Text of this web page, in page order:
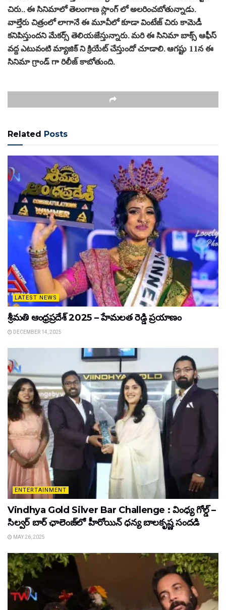
చిరు.. ఈ సినిమాలో తెలంగాణ స్లాంగ్ లో అలరించబోతున్నాడు.
వాల్తేరు చిత్రంలో లాగానే ఈ మూవీలో కూడా వింటేజ్ చిరు కామెడీ
కనిపిస్తుందని మేకర్స్ తెలియజేస్తున్నారు. మరి ఈ సినిమా బాక్స్ ఆఫీస్
వద్ద ఎటువంటి మ్యాజిక్ ని క్రియేట్ చేస్తుందో చూడాలి. ఆగష్టు 11న ఈ
సినిమా గ్రాండ్ గా రిలీజ్ కాబోతుంది.
Related Posts
LATEST NEWS
శ్రీమతి ఆంధ్రప్రదేశ్ 2025 – హేమలత రెడ్డి ప్రయాణం
DECEMBER 14, 2025
ENTERTAINMENT
Vindhya Gold Silver Bar Challenge : వింధ్య గోల్డ్ –
సిల్వర్ బార్ ఛాలెంజ్‌లో హీరోయిన్ ధ‌న్య బాల‌కృష్ణ‌ సందడి
MAY 26, 2025